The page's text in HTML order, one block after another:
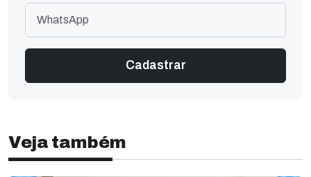
Veja também